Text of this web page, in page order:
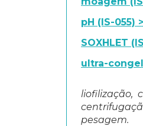
pH (IS-055) >
SOXHLET
ultra-
liofilização,
pesagem.